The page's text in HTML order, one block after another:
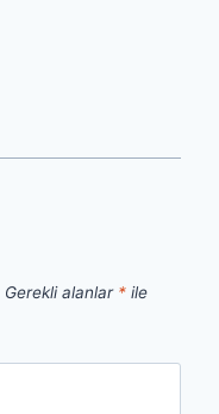
Gerekli alanlar * ile